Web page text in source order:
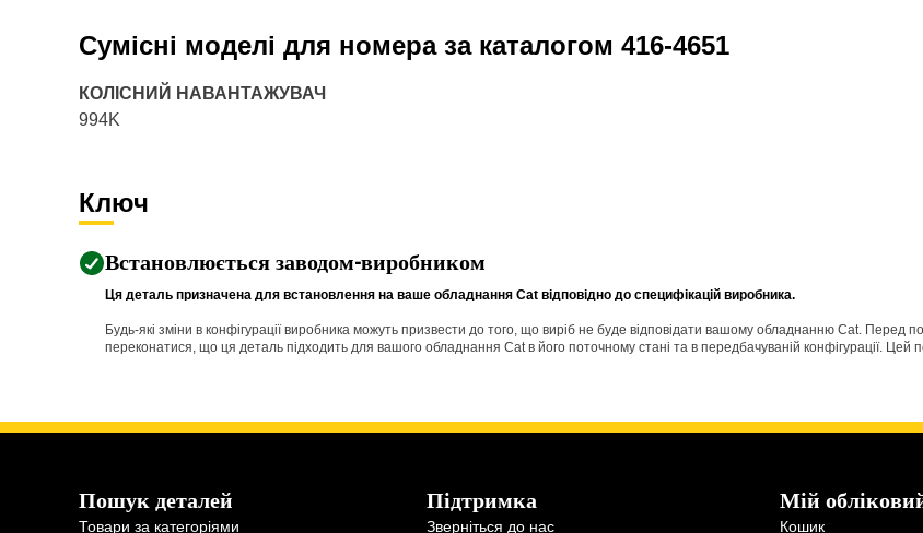
Сумісні моделі для номера за каталогом 416-4651
КОЛІСНИЙ НАВАНТАЖУВАЧ
994K
Ключ
Встановлюється заводом-виробником
Ця деталь призначена для встановлення на ваше обладнання Cat відповідно до специфікацій виробника.
Будь-які зміни в конфігурації виробника можуть призвести до того, що виріб не буде відповідати вашому обладнанню Cat. Перед
переконатися, що ця деталь підходить для вашого обладнання Cat в його поточному стані та в передбачуваній конфігурації. Цей
Пошук деталей
Товари за категоріями
Підтримка
Зверніться до нас
Мій
Кошик